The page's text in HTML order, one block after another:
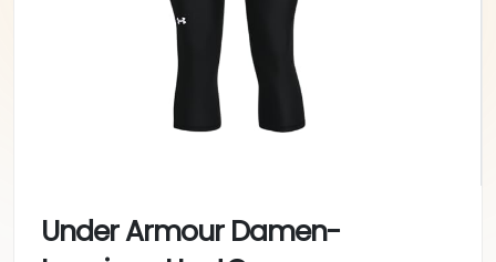
Under Armour Damen-